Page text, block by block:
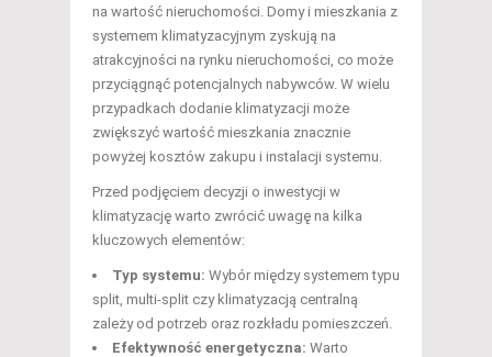
na wartość nieruchomości. Domy i mieszkania z
systemem klimatyzacyjnym zyskują na
atrakcyjności na rynku nieruchomości, co może
przyciągnąć potencjalnych nabywców. W wielu
przypadkach dodanie klimatyzacji może
zwiększyć wartość mieszkania znacznie
powyżej kosztów zakupu i instalacji systemu.
Przed podjęciem decyzji o inwestycji w
klimatyzację warto zwrócić uwagę na kilka
kluczowych elementów:
Typ systemu: Wybór między systemem typu
split, multi-split czy klimatyzacją centralną
zależy od potrzeb oraz rozkładu pomieszczeń.
Efektywność energetyczna: Warto